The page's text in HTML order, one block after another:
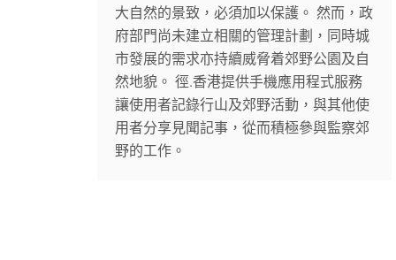
大自然的景致，必須加以保護。 然而，政
府部門尚未建立相關的管理計劃，同時城
市發展的需求亦持續威脅着郊野公園及自
然地貌。 徑.香港提供手機應用程式服務
讓使用者記錄行山及郊野活動，與其他使
用者分享見聞記事，從而積極參與監察郊
野的工作。